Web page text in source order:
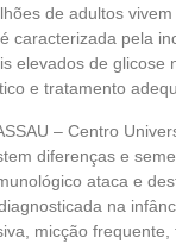
de adultos
caracterizada pela
elevados de glicose
e tratamento
– Centro
diferenças e
ataca e
na
micção